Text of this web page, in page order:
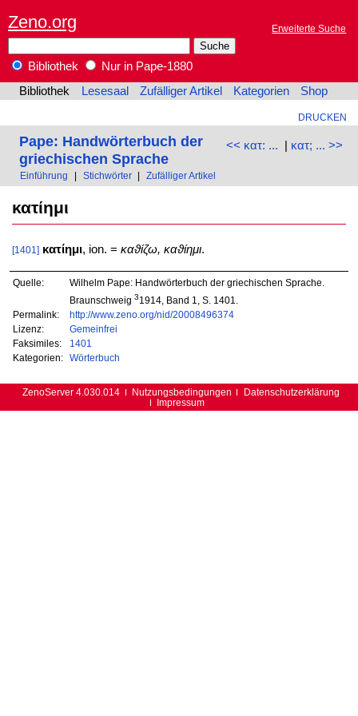
Zeno.org Erweiterte Suche
Bibliothek
Nur in Pape-1880
Bibliothek
Lesesaal Zufälliger Artikel Kategorien Shop
DRUCKEN
<< κατ: ... | κατ; ... >>
Pape: Handwörterbuch der
griechischen Sprache
Einführung Stichwörter Zufälliger Artikel
κατίημι
[1401] κατίημι, ion. = καϑίζω, καϑίημι.
Quelle:
Wilhelm Pape: Handwörterbuch der griechischen Sprache.
Braunschweig 31914, Band 1, S. 1401.
Permalink:
http://www.zeno.org/nid/20008496374
Lizenz:
Gemeinfrei
Faksimiles:
1401
Kategorien:
Wörterbuch
ZenoServer 4.030.014 Nutzungsbedingungen
Datenschutzerklärung
Impressum